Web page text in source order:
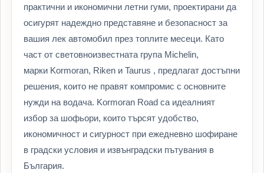
практични и икономични летни гуми, проектирани да
осигурят надеждно представяне и безопасност за
вашия лек автомобил през топлите месеци. Като
част от световноизвестната група Michelin,
марки Kormoran, Riken и Taurus , предлагат достъпни
решения, които не правят компромис с основните
нужди на водача. Kormoran Road са идеалният
избор за шофьори, които търсят удобство,
икономичност и сигурност при ежедневно шофиране
в градски условия и извънградски пътувания в
България.